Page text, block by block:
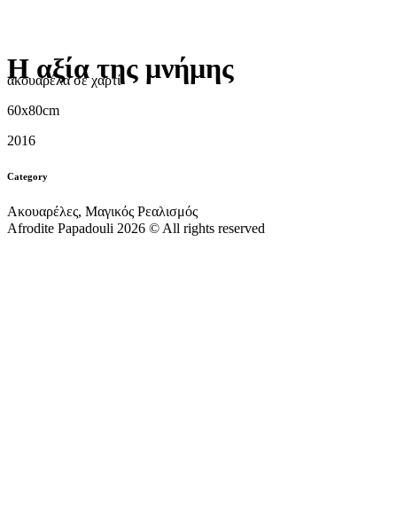
Η αξία της μνήμης
ακουαρέλα σε χαρτί
60x80cm
2016
Category
Ακουαρέλες, Μαγικός Ρεαλισμός
Afrodite Papadouli 2026 © All rights reserved